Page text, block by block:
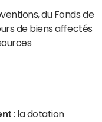
du Fonds de
de biens affectés
: la dotation